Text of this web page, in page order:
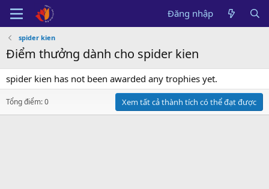
Đăng nhập
spider kien
Điểm thưởng dành cho spider kien
spider kien has not been awarded any trophies yet.
Tổng điểm: 0 Xem tất cả thành tích có thể đạt được